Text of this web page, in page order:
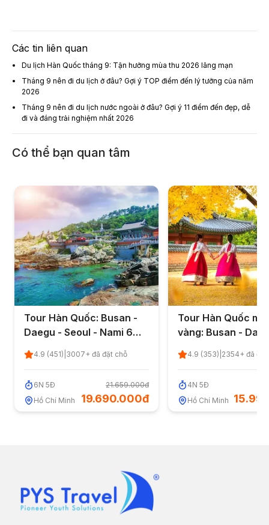
Các tin liên quan
Du lịch Hàn Quốc tháng 9: Tận hưởng mùa thu 2026 lãng mạn
Tháng 9 nên đi du lịch ở đâu? Gợi ý TOP điểm đến lý tưởng của năm
2026
Tháng 9 nên đi du lịch nước ngoài ở đâu? Gợi ý 11 điểm đến đẹp, dễ
đi và đáng trải nghiệm nhất 2026
Có thể bạn quan tâm
Tour Hàn Quốc: Busan -
Daegu - Seoul - Nami 6
ngày 5 đêm từ TP.HCM
4.9 (451) 3007+ đã đặt chỗ
6N 5Đ
Hồ Chí Minh
21.659.000đ
19.690.000đ
Tour Hàn Quốc
vàng: Busan -
Seoul 4 ngày 5
TP.HCM
4.9 (353) 2354+ đã
4N 5Đ
Hồ Chí Minh